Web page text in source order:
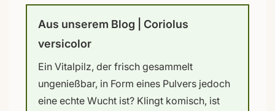
Aus unserem Blog | Coriolus
versicolor
Ein Vitalpilz, der frisch gesammelt
ungenießbar, in Form eines Pulvers jedoch
eine echte Wucht ist? Klingt komisch, ist